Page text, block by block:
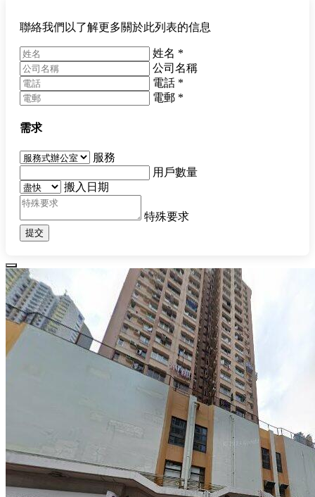
聯絡我們以了解更多關於此列表的信息
姓名 *
公司名稱
電話 *
電郵 *
需求
服務
用戶數量
搬入日期
特殊要求
提交